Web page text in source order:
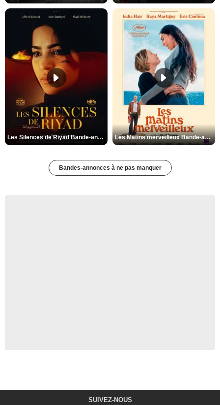
Les Silences de Riyad Bande-annonce VO STFR Les Matins merveilleux Bande-annonce VF
Bandes-annonces à ne pas manquer
SUIVEZ-NOUS